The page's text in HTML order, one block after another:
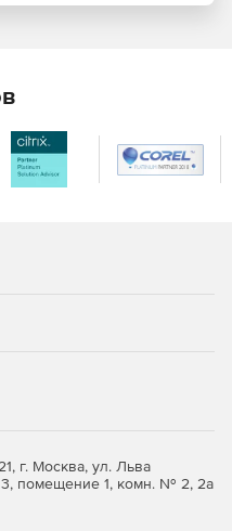
дистанционные или
использования
трехмерных
г. Москва, ул. Льва
3, помещение 1, комн. № 2, 2а